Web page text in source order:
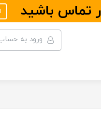
تماس باشید
ورود به